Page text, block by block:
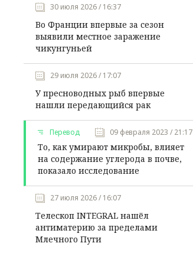
30 июля 2026 / 16:37
Во Франции впервые за сезон
выявили местное заражение
чикунгуньей
29 июля 2026 / 17:07
У пресноводных рыб впервые
нашли передающийся рак
Перевод 09 февраля 2023 / 21:17
То, как умирают микробы, влияет
на содержание углерода в почве,
показало исследование
27 июля 2026 / 16:07
Телескоп INTEGRAL нашёл
антиматерию за пределами
Млечного Пути